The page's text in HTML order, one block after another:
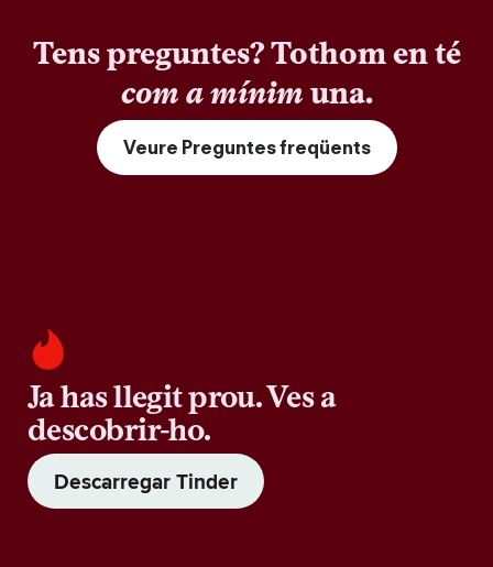
Tens preguntes? Tothom en té
com a mínimuna.
Veure Preguntes freqüents
Ja has llegit prou. Ves a
descobrir-ho.
Descarregar Tinder